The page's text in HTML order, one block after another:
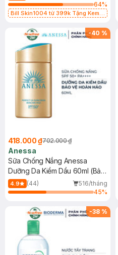
64%
Bill Skin1004 từ 399k Tặng Kem
SPF 50+ 20ml (SL Có Hạn)
-40 %
418.000 ₫702.000 ₫
Anessa
Sữa Chống Nắng Anessa
Dưỡng Da Kiềm Dầu 60ml (Bản
Mới)
4.9 (44)
516/tháng
45%
-38 %